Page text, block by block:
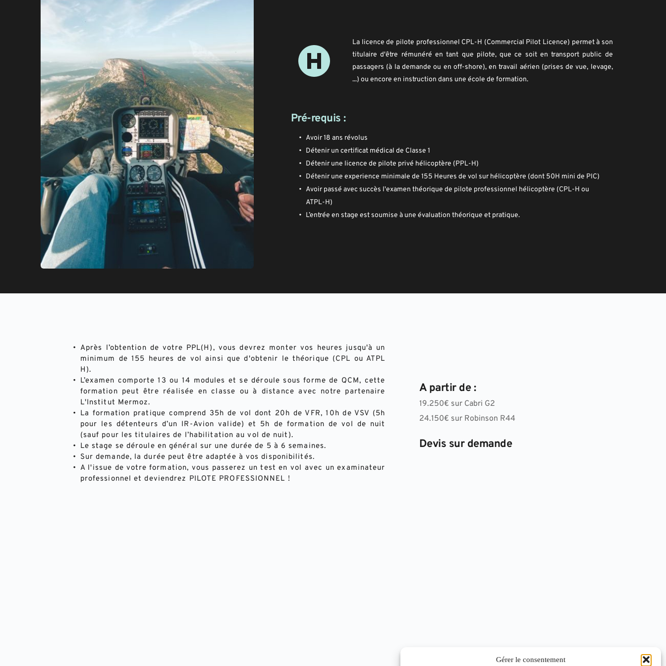
Gérer le consentement
La licence de pilote professionnel CPL-H (Commercial Pilot Licence) permet à son
titulaire d'être rémunéré en tant que pilote, que ce soit en transport public de
passagers (à la demande ou en off-shore), en travail aérien (prises de vue, levage,
...) ou encore en instruction dans une école de formation.
Pré-requis :
Avoir 18 ans révolus
Détenir un certificat médical de Classe 1
Détenir une licence de pilote privé hélicoptère (PPL-H)
Détenir une experience minimale de 155 Heures de vol sur hélicoptère (dont 50H mini de PIC)
Avoir passé avec succès l'examen théorique de pilote professionnel hélicoptère (CPL-H ou
ATPL-H)
L’entrée en stage est soumise à une évaluation théorique et pratique.
Après l’obtention de votre PPL(H), vous devrez monter vos heures jusqu'à un
minimum de 155 heures de vol ainsi que d'obtenir le théorique (CPL ou ATPL
H).
L’examen comporte 13 ou 14 modules et se déroule sous forme de QCM, cette
formation peut être réalisée en classe ou à distance avec notre partenaire
L'Institut Mermoz.
La formation pratique comprend 35h de vol dont 20h de VFR, 10h de VSV (5h
pour les détenteurs d’un IR-Avion valide) et 5h de formation de vol de nuit
(sauf pour les titulaires de l’habilitation au vol de nuit).
Le stage se déroule en général sur une durée de 5 à 6 semaines.
Sur demande, la durée peut être adaptée à vos disponibilités.
A l'issue de votre formation, vous passerez un test en vol avec un examinateur
professionnel et deviendrez PILOTE PROFESSIONNEL !
A partir de :
19.250€ sur Cabri G2
24.150€ sur Robinson R44
Devis sur demande